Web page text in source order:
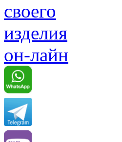
своего
изделия
он-лайн